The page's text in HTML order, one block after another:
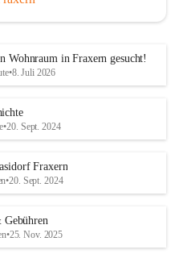
Wohnraum in Fraxern gesucht!
•8. Juli 2026
•20. Sept. 2024
Fraxern
•20. Sept. 2024
Gebühren
•25. Nov. 2025